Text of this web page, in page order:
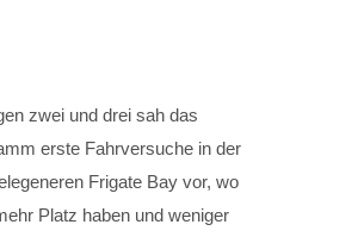
zwei und drei sah das
erste Fahrversuche in der
Frigate Bay vor, wo
Platz haben und weniger